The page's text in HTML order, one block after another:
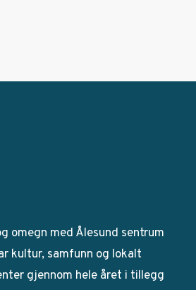
omegn med Ålesund sentrum
kultur, samfunn og lokalt
gjennom hele året i tillegg